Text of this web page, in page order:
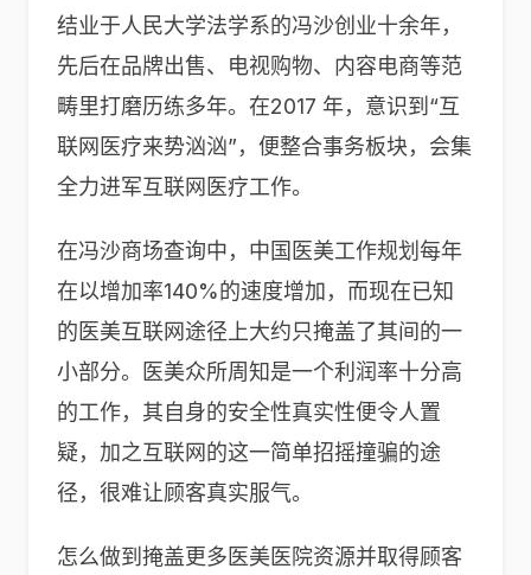
结业于人民大学法学系的冯沙创业十余年，
先后在品牌出售、电视购物、内容电商等范
畴里打磨历练多年。在2017 年，意识到“互
联网医疗来势汹汹”，便整合事务板块，会集
全力进军互联网医疗工作。
在冯沙商场查询中，中国医美工作规划每年
在以增加率140%的速度增加，而现在已知
的医美互联网途径上大约只掩盖了其间的一
小部分。医美众所周知是一个利润率十分高
的工作，其自身的安全性真实性便令人置
疑，加之互联网的这一简单招摇撞骗的途
径，很难让顾客真实服气。
怎么做到掩盖更多医美医院资源并取得顾客